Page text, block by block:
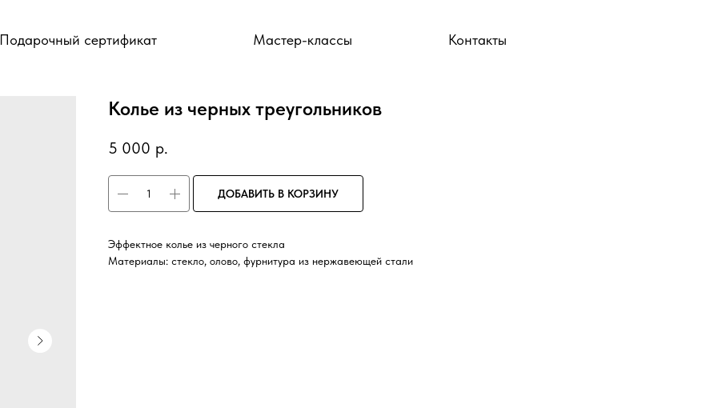
Подарочный сертификат Мастер-классы Контакты
Колье из черных треугольников
5 000 р.
ДОБАВИТЬ В КОРЗИНУ
Эффектное колье из черного стекла
Материалы: стекло, олово, фурнитура из нержавеющей стали